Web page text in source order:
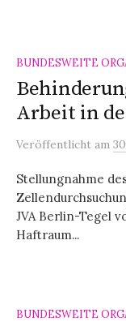
BUNDESWEITE
Arbeit in
Veröffentlicht am
Stellungnahme
JVA Berlin-Tegel
Haftraum...
BUNDESWEITE